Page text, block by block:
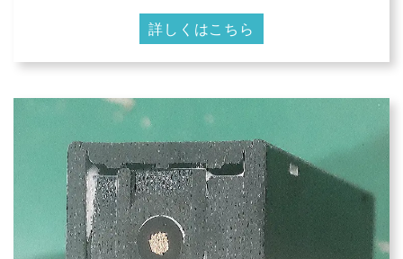
詳しくはこちら